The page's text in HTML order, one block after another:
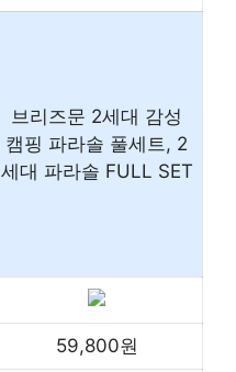
브리즈문 2세대 감성
캠핑 파라솔 풀세트, 2
세대 파라솔 FULL SET
59,800원